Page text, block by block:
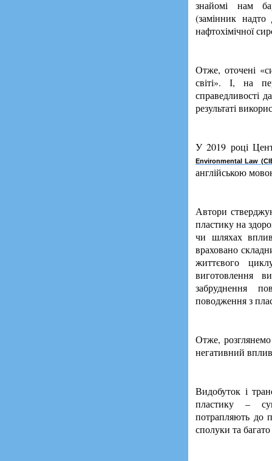
знайомі нам
(замінник
нафтохімічної
Отже, оточені
світі». І, на
справедливості
результаті
У 2019 році
Environmental Law
англійською
Автори
пластику на
чи шляхах
враховано
життєвого
виготовлення
забруднення
поводження з
Отже,
негативний
Видобуток і
пластику –
потрапляють до
сполуки та